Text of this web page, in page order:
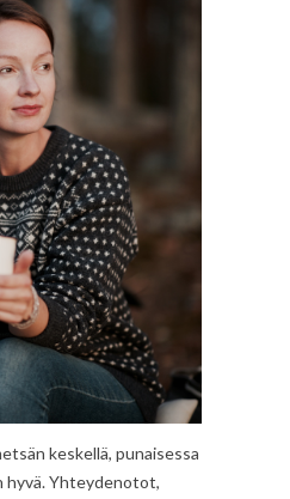
keskellä, punaisessa
hyvä. Yhteydenotot,